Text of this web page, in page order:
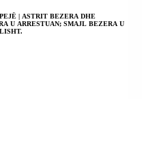
| ASTRIT BEZERA DHE
U ARRESTUAN; SMAJL BEZERA U